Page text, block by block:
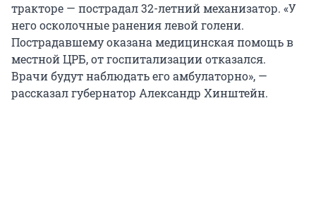
тракторе — пострадал 32-летний механизатор. «У
него осколочные ранения левой голени.
Пострадавшему оказана медицинская помощь в
местной ЦРБ, от госпитализации отказался.
Врачи будут наблюдать его амбулаторно», —
рассказал губернатор Александр Хинштейн.